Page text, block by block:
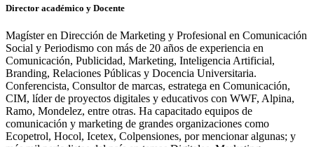
Director académico y Docente
Magíster en Dirección de Marketing y Profesional en Comunicación
Social y Periodismo con más de 20 años de experiencia en
Comunicación, Publicidad, Marketing, Inteligencia Artificial,
Branding, Relaciones Públicas y Docencia Universitaria.
Conferencista, Consultor de marcas, estratega en Comunicación,
CIM, líder de proyectos digitales y educativos con WWF, Alpina,
Ramo, Mondelez, entre otras. Ha capacitado equipos de
comunicación y marketing de grandes organizaciones como
Ecopetrol, Hocol, Icetex, Colpensiones, por mencionar algunas; y